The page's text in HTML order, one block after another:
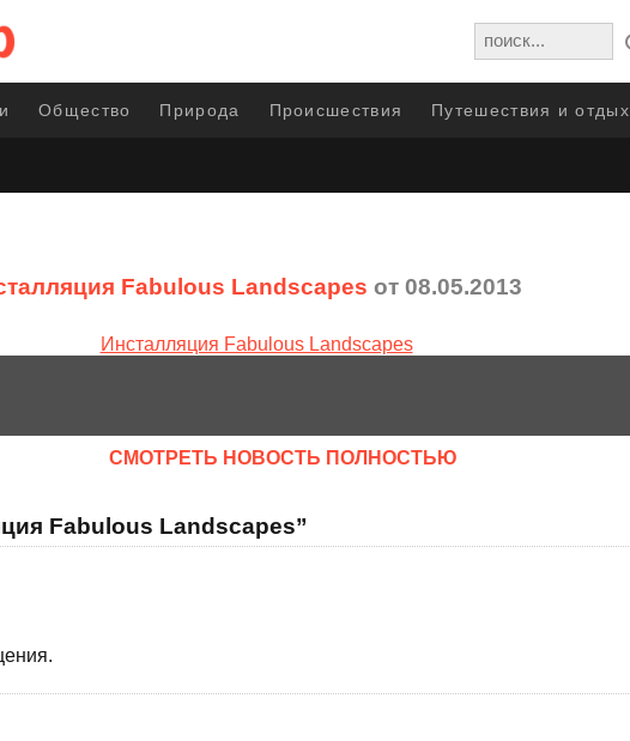
Общество Природа Происшествия Путешествия и отдых
Fabulous Landscapes от 08.05.2013
CМОТРЕТЬ НОВОСТЬ ПОЛНОСТЬЮ
Fabulous Landscapes”